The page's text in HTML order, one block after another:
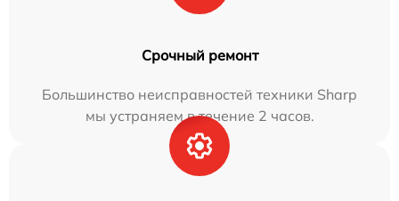
Срочный ремонт
Большинство неисправностей техники Sharp
мы устраняем в течение 2 часов.